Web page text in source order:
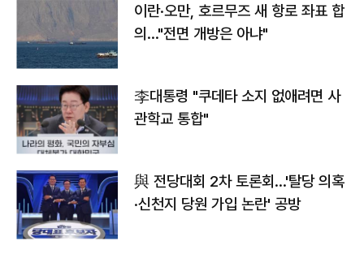
이란·오만, 호르무즈 새 항로 좌표 합
의…"전면 개방은 아냐"
李대통령 "쿠데타 소지 없애려면 사
관학교 통합"
與 전당대회 2차 토론회…'탈당 의혹
·신천지 당원 가입 논란' 공방